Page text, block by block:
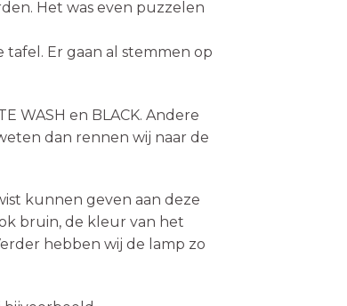
Het was even puzzelen
Er gaan al stemmen op
WASH en BLACK. Andere
dan rennen wij naar de
kunnen geven aan deze
bruin, de kleur van het
hebben wij de lamp zo